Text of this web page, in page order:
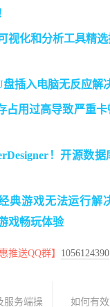
视化和分析工具精
插入电脑无反应解
占用过高导致严重
！开源数
典游戏无法运行解
戏畅玩体验
推送QQ群】 1056124390
服务端操
如何有